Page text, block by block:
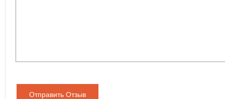
Отправить Отзыв